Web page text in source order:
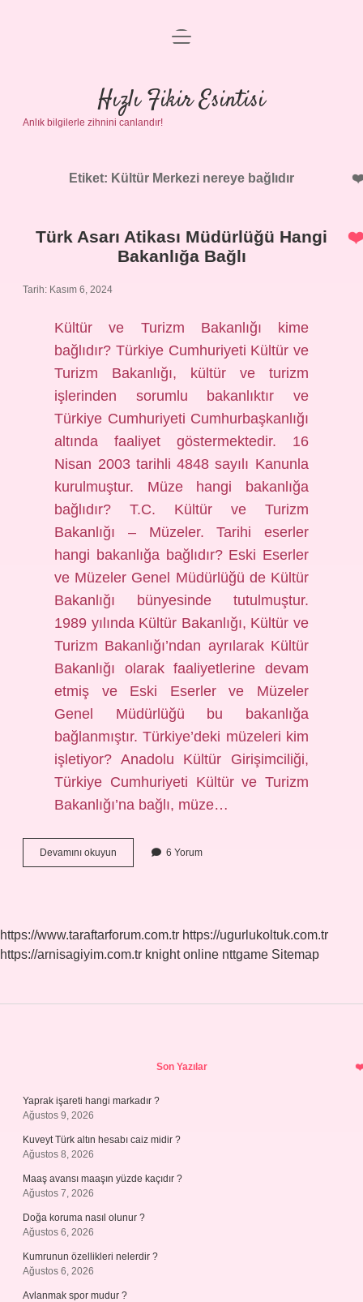
Anasayfa
Gizlilik Politikası
Yasal Uyarı
menüyü
Hızlı Fikir Esintisi
Anlık bilgilerle zihnini canlandır!
Etiket: Kültür Merkezi nereye bağlıdır
Türk Asarı Atikası Müdürlüğü Hangi
Bakanlığa Bağlı
Tarih: Kasım 6, 2024
Kültür ve Turizm Bakanlığı kime
bağlıdır? Türkiye Cumhuriyeti Kültür ve
Turizm Bakanlığı, kültür ve turizm
işlerinden sorumlu bakanlıktır ve
Türkiye Cumhuriyeti Cumhurbaşkanlığı
altında faaliyet göstermektedir. 16
Nisan 2003 tarihli 4848 sayılı Kanunla
kurulmuştur. Müze hangi bakanlığa
bağlıdır? T.C. Kültür ve Turizm
Bakanlığı – Müzeler. Tarihi eserler
hangi bakanlığa bağlıdır? Eski Eserler
ve Müzeler Genel Müdürlüğü de Kültür
Bakanlığı bünyesinde tutulmuştur.
1989 yılında Kültür Bakanlığı, Kültür ve
Turizm Bakanlığı’ndan ayrılarak Kültür
Bakanlığı olarak faaliyetlerine devam
etmiş ve Eski Eserler ve Müzeler
Genel Müdürlüğü bu bakanlığa
bağlanmıştır. Türkiye’deki müzeleri kim
işletiyor? Anadolu Kültür Girişimciliği,
Türkiye Cumhuriyeti Kültür ve Turizm
Bakanlığı’na bağlı, müze…
Devamını okuyun
Asarı
Bağlı
6 Yorum
https://www.taraftarforum.com.tr https://ugurlukoltuk.com.tr
https://arnisagiyim.com.tr knight online nttgame Sitemap
Son Yazılar
Yaprak işareti hangi markadır ?
Ağustos 9, 2026
Kuveyt Türk altın hesabı caiz midir ?
Ağustos 8, 2026
Maaş avansı maaşın yüzde kaçıdır ?
Ağustos 7, 2026
Doğa koruma nasıl olunur ?
Ağustos 6, 2026
Kumrunun özellikleri nelerdir ?
Ağustos 6, 2026
Avlanmak spor mudur ?